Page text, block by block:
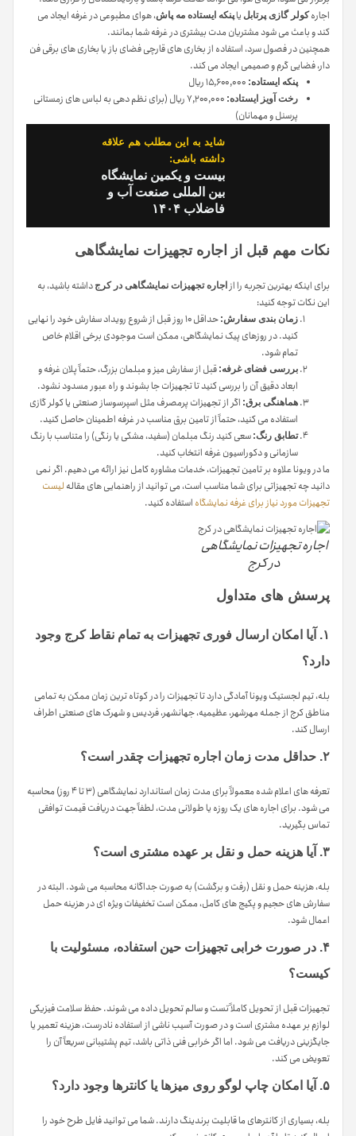
اجارهکولر گازی پرتابل یاپنکه ایستاده مه پاش، هوای مطبوعی در غرفه ایجاد می
کند و باعث می شود مشتریان مدت بیشتری در غرفه شما بمانند.
همچنین در فصول سرد، استفاده از بخاری های قارچی فضای باز یا بخاری های برقی فن
دار، فضایی گرم و صمیمی ایجاد می کند.
پنکه ایستاده:
رخت آویز ایستاده:
۷,۲۰۰,۰۰۰ ریال (برای نظم دهی به لباس های زمستانی
پرسنل و مهمانان)
شاید به این مطلب هم علاقه
داشته باشی:
بیست و یکمین نمایشگاه
بین المللی صنعت آب و
فاضلاب ۱۴۰۴
نکات مهم قبل از اجاره تجهیزات نمایشگاهی
برای اینکه بهترین تجربه را از اجاره تجهیزات نمایشگاهی در کرج داشته باشید، به
این نکات توجه کنید:
زمان بندی سفارش:
حداقل ۱۰ روز قبل از شروع رویداد سفارش خود را نهایی
کنید. در روزهای پیک نمایشگاهی، ممکن است موجودی برخی اقلام خاص
تمام شود.
بررسی فضای غرفه: قبل از سفارش میز و مبلمان بزرگ، حتماً پلان غرفه و
ابعاد دقیق آن را بررسی کنید تا تجهیزات جا بشوند و راه عبور مسدود نشود.
هماهنگی برق: اگر از تجهیزات پرمصرف مثل اسپرسوساز صنعتی یا کولر گازی
استفاده می کنید، حتماً از تامین برق مناسب در غرفه اطمینان حاصل کنید.
تطابق رنگ: سعی کنید رنگ مبلمان (سفید، مشکی یا رنگی) را متناسب با رنگ
سازمانی و دکوراسیون غرفه انتخاب کنید.
ما در ویونا علاوه بر تامین تجهیزات، خدمات مشاوره کامل نیز ارائه می دهیم. اگر نمی
دانید چه تجهیزاتی برای شما مناسب است، می توانید از راهنمایی های مقاله لیست
تجهیزات مورد نیاز برای غرفه نمایشگاه استفاده کنید.
اجاره تجهیزات نمایشگاهی
در کرج
پرسش های متداول
۱. آیا امکان ارسال فوری تجهیزات به تمام نقاط کرج وجود
دارد؟
بله، تیم لجستیک ویونا آمادگی دارد تا تجهیزات را در کوتاه ترین زمان ممکن به تمامی
مناطق کرج از جمله مهرشهر، عظیمیه، جهانشهر، فردیس و شهرک های صنعتی اطراف
ارسال کند.
۲. حداقل مدت زمان اجاره تجهیزات چقدر است؟
تعرفه های اعلام شده معمولاً برای مدت زمان استاندارد نمایشگاهی (۳ تا ۴ روز) محاسبه
می شود. برای اجاره های یک روزه یا طولانی مدت، لطفاً جهت دریافت قیمت توافقی
تماس بگیرید.
۳. آیا هزینه حمل و نقل بر عهده مشتری است؟
بله، هزینه حمل و نقل (رفت و برگشت) به صورت جداگانه محاسبه می شود. البته در
سفارش های حجیم و پکیج های کامل، ممکن است تخفیفات ویژه ای در هزینه حمل
اعمال شود.
۴. در صورت خرابی تجهیزات حین استفاده، مسئولیت با
کیست؟
تجهیزات قبل از تحویل کاملاً تست و سالم تحویل داده می شوند. حفظ سلامت فیزیکی
لوازم بر عهده مشتری است و در صورت آسیب ناشی از استفاده نادرست، هزینه تعمیر یا
جایگزینی دریافت می شود. اما اگر خرابی فنی ذاتی باشد، تیم پشتیبانی سریعاً آن را
تعویض می کند.
۵. آیا امکان چاپ لوگو روی میزها یا کانترها وجود دارد؟
بله، بسیاری از کانترهای ما قابلیت برندینگ دارند. شما می توانید فایل طرح خود را